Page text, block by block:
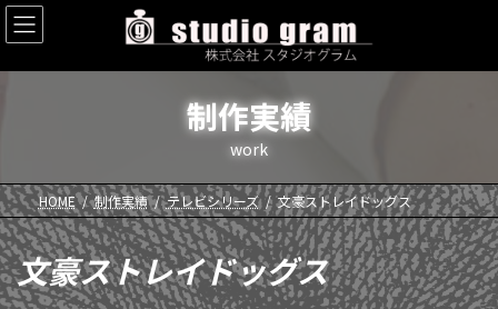
コ
ン
ン
ッ
プ
ナ
ビ
ー
移
動
制作実績
work
HOME 制作実績 テレビシリーズ 文豪ストレイドッグス
文豪ストレイドッグス